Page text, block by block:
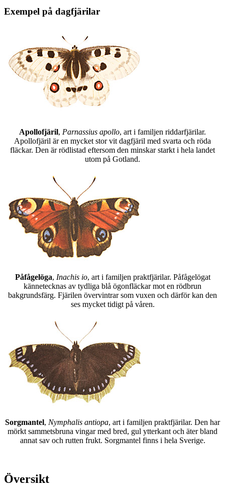
Exempel på dagfjärilar
Apollofjäril, Parnassius apollo, art i familjen riddarfjärilar.
Apollofjäril är en mycket stor vit dagfjäril med svarta och röda
fläckar. Den är rödlistad eftersom den minskar starkt i hela landet
utom på Gotland.
Påfågelöga, Inachis io, art i familjen praktfjärilar. Påfågelögat
kännetecknas av tydliga blå ögonfläckar mot en rödbrun
bakgrundsfärg. Fjärilen övervintrar som vuxen och därför kan den
ses mycket tidigt på våren.
Sorgmantel, Nymphalis antiopa, art i familjen praktfjärilar. Den har
mörkt sammetsbruna vingar med bred, gul ytterkant och äter bland
annat sav och rutten frukt. Sorgmantel finns i hela Sverige.
Översikt